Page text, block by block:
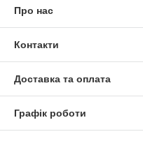
Про нас
Контакти
Доставка та оплата
Графік роботи